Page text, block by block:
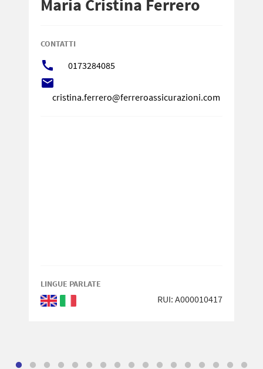
Maria Cristina Ferrero
CONTATTI
call 0173284085
local_post_office
cristina.ferrero@ferreroassicurazioni.com
LINGUE PARLATE
RUI: A000010417